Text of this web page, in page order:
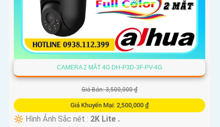
CAMERA 2 MẮT 4G DH-P3D-3F-PV-4G
Giá Bán: 3,500,000 ₫
Giá Khuyến Mại: 2,500,000 ₫
🔆 Hình Ảnh Sắc nét : 2K Lite .